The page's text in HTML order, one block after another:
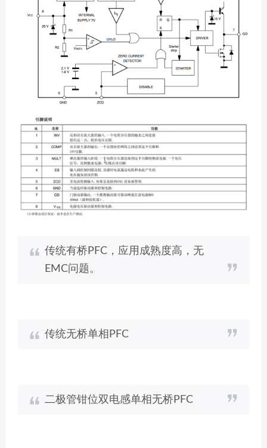
传统有桥PFC，应用成熟度高，无
EMC问题。
传统无桥单相PFC
二极管钳位双电感单相无桥PFC